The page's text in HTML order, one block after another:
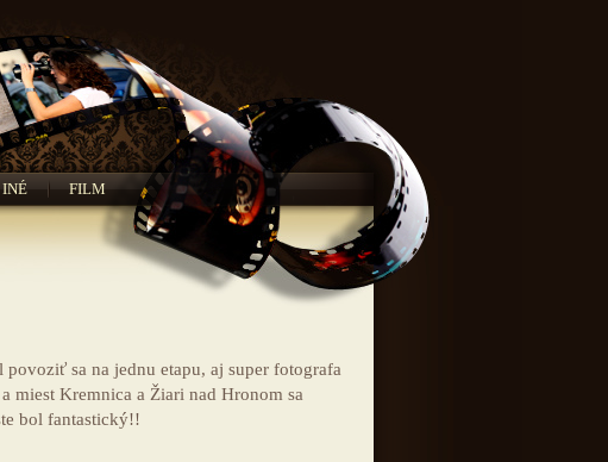
INÉ FILM
sa na jednu etapu, aj super fotografa
miest Kremnica a Žiari nad Hronom sa
bol fantastický!!